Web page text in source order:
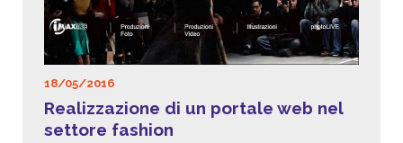
18/05/2016
Realizzazione di un portale web nel
settore fashion